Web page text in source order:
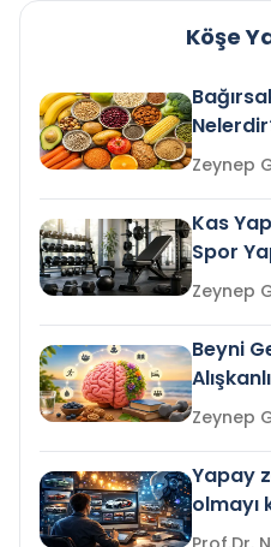
Köşe
Kas
Spor
Beyni
Yapay
olmayı